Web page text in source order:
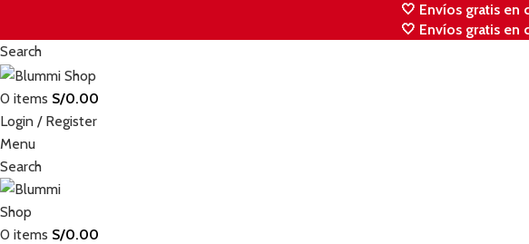
🤍 Envíos gratis en
🤍 Envíos gratis en
Search
0 items S/0.00
Login / Register
Menu
Search
0 items S/0.00